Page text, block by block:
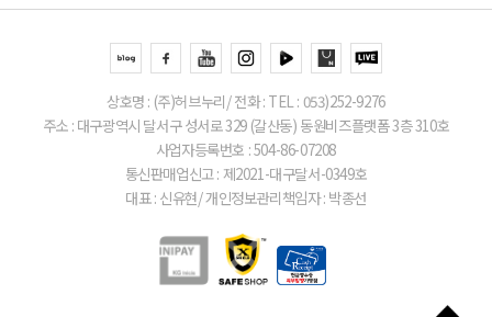
상호명 : (주)허브누리/ 전화 : TEL : 053)252-9276
주소 : 대구광역시 달서구 성서로 329 (갈산동) 동원비즈플랫폼 3층 310호
사업자등록번호 : 504-86-07208
통신판매업신고 : 제2021-대구달서-0349호
대표 : 신유현/ 개인정보관리책임자 : 박종선